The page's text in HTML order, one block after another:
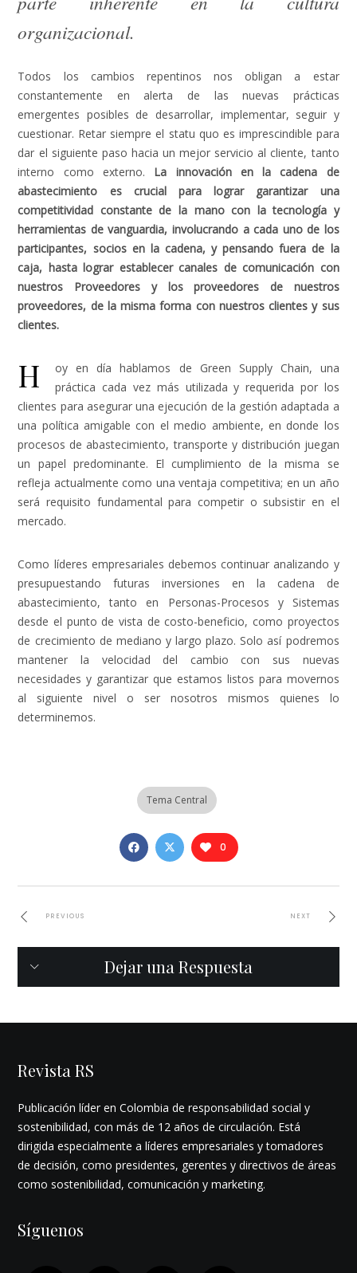
organizacional.
Todos los cambios repentinos nos obligan a estar
constantemente en alerta de las nuevas prácticas
emergentes posibles de desarrollar, implementar, seguir y
cuestionar. Retar siempre el statu quo es imprescindible para
dar el siguiente paso hacia un mejor servicio al cliente, tanto
interno como externo. La innovación en la cadena de
abastecimiento es crucial para lograr garantizar una
competitividad constante de la mano con la tecnología y
herramientas de vanguardia, involucrando a cada uno de los
participantes, socios en la cadena, y pensando fuera de la
caja, hasta lograr establecer canales de comunicación con
nuestros Proveedores y los proveedores de nuestros
proveedores, de la misma forma con nuestros clientes y sus
clientes.
H
oy en día hablamos de Green Supply Chain, una
práctica cada vez más utilizada y requerida por los
clientes para asegurar una ejecución de la gestión adaptada a
una política amigable con el medio ambiente, en donde los
procesos de abastecimiento, transporte y distribución juegan
un papel predominante. El cumplimiento de la misma se
refleja actualmente como una ventaja competitiva; en un año
será requisito fundamental para competir o subsistir en el
mercado.
Como líderes empresariales debemos continuar analizando y
presupuestando futuras inversiones en la cadena de
abastecimiento, tanto en Personas-Procesos y Sistemas
desde el punto de vista de costo-beneficio, como proyectos
de crecimiento de mediano y largo plazo. Solo así podremos
mantener la velocidad del cambio con sus nuevas
necesidades y garantizar que estamos listos para movernos
al siguiente nivel o ser nosotros mismos quienes lo
determinemos.
Tema Central
0
PREVIOUS NEXT
Dejar una Respuesta
Revista RS
Publicación líder en Colombia de responsabilidad social y
sostenibilidad, con más de 12 años de circulación. Está
dirigida especialmente a líderes empresariales y tomadores
de decisión, como presidentes, gerentes y directivos de áreas
como sostenibilidad, comunicación y marketing.
Síguenos